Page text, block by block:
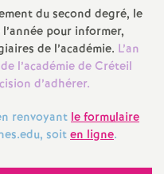
T
o
u
r
du second degré, le
pour informer,
de l’académie. L’an
l’académie de Créteil
d’adhérer.
renvoyantle formulaire
soiten ligne.